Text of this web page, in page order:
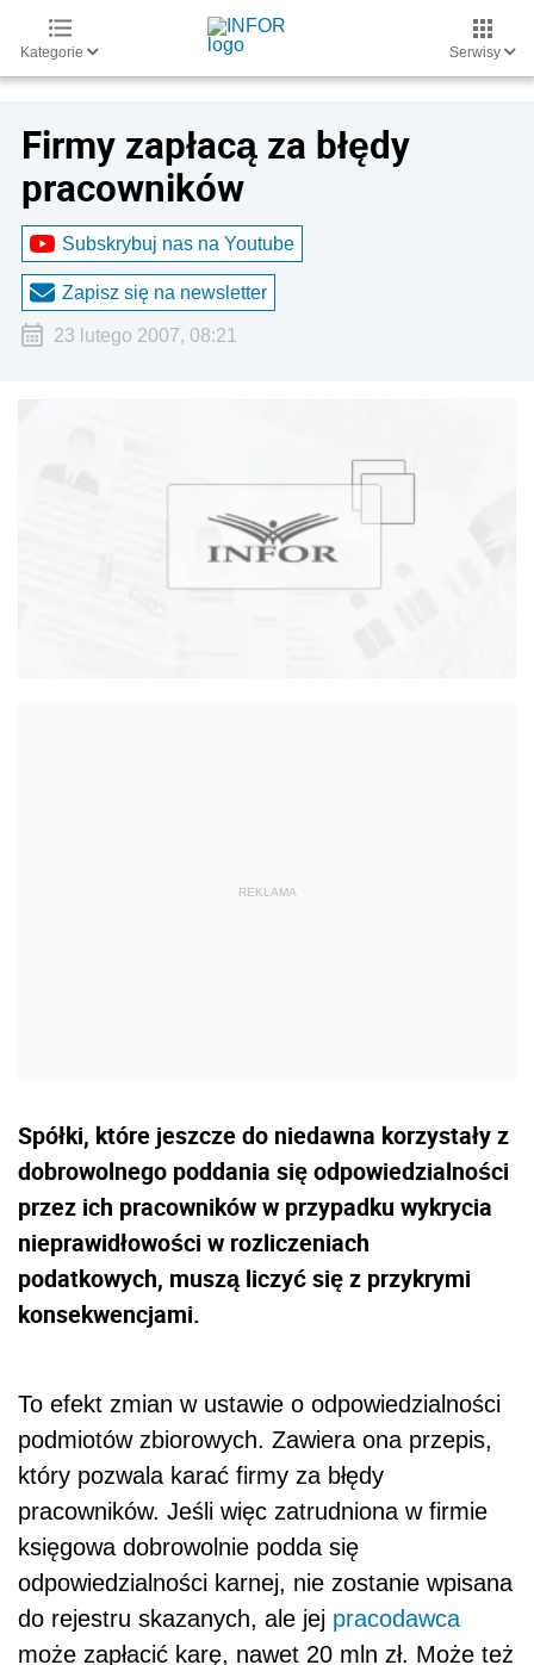
Kategorie Serwisy
Firmy zapłacą za błędy
pracowników
Subskrybuj nas na Youtube
Zapisz się na newsletter
23 lutego 2007, 08:21
Spółki, które jeszcze do niedawna korzystały z
dobrowolnego poddania się odpowiedzialności
przez ich pracowników w przypadku wykrycia
nieprawidłowości w rozliczeniach
podatkowych, muszą liczyć się z przykrymi
konsekwencjami.
To efekt zmian w ustawie o odpowiedzialności
podmiotów zbiorowych. Zawiera ona przepis,
który pozwala karać firmy za błędy
pracowników. Jeśli więc zatrudniona w firmie
księgowa dobrowolnie podda się
odpowiedzialności karnej, nie zostanie wpisana
do rejestru skazanych, ale jej pracodawca
może zapłacić karę, nawet 20 mln zł. Może też